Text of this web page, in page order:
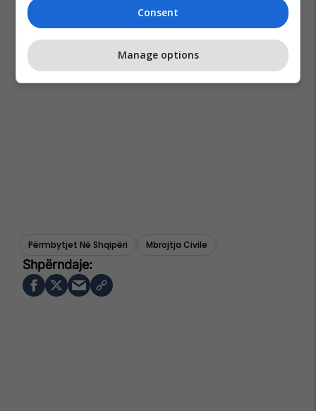
Përmbytjet Në Shqipëri Mbrojtja Civile
Consent
Manage options